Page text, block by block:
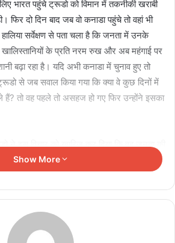
भारत पहुंचे ट्रूडो को विमान में तकनीकी खराबी
दो दिन बाद जब वो कनाडा पहुंचे तो वहां भी
सर्वेक्षण से पता चला है कि जनता में उनके
के प्रति नरम रुख और अब महंगाई पर
बढ़ा रहा है। यदि अभी कनाडा में चुनाव हुए तो
से जब सवाल किया गया कि क्या वे कुछ दिनों में
हैं? तो वह पहले तो असहज हो गए फिर उन्होंने इसका
सकते हैं, उन्होंने कहा कि उनके पास अभी भी करने के
महंगाई की वजह लोगों में उनके खिलाफ पनप रहे
किया।
Show More